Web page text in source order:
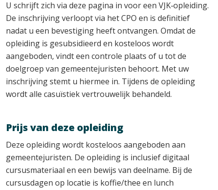
U schrijft zich via deze pagina in voor een VJK‑opleiding.
De inschrijving verloopt via het CPO en is definitief
nadat u een bevestiging heeft ontvangen. Omdat de
opleiding is gesubsidieerd en kosteloos wordt
aangeboden, vindt een controle plaats of u tot de
doelgroep van gemeentejuristen behoort. Met uw
inschrijving stemt u hiermee in. Tijdens de opleiding
wordt alle casuïstiek vertrouwelijk behandeld.
Prijs van deze opleiding
Deze opleiding wordt kosteloos aangeboden aan
gemeentejuristen. De opleiding is inclusief digitaal
cursusmateriaal en een bewijs van deelname. Bij de
cursusdagen op locatie is koffie/thee en lunch